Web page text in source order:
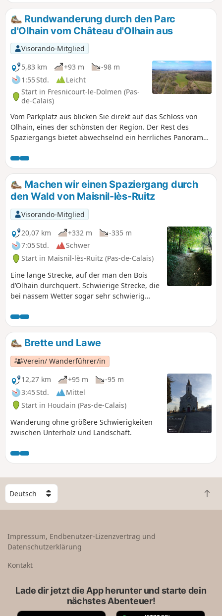
Rundwanderung durch den Parc
d'Olhain vom Château d'Olhain aus
Visorando-Mitglied
5,83 km
+93 m
-98 m
1:55 Std.
Leicht
Start in Fresnicourt-le-Dolmen (Pas-
de-Calais)
Vom Parkplatz aus blicken Sie direkt auf das Schloss von
Olhain, eines der schönsten der Region. Der Rest des
Spaziergangs bietet abwechselnd ein herrliches Panorama
bis Sie die „Esplanade“ des Parc d'Olhain erreichen. Dort
erwartet Sie ein außergewöhnlicher Ausblick. Wenn Sie
Glück haben, können Sie dort Gleitschirmflieger beim Start
beobachten (was zugegebenermaßen recht selten ist), und
warum kommen Sie nicht während der Mongolfiades, um
diese riesigen bunten Ballons vor Ihren Augen abheben zu
sehen?
Machen wir einen Spaziergang durch
den Wald von Maisnil-lès-Ruitz
Visorando-Mitglied
20,07 km
+332 m
-335 m
7:05 Std.
Schwer
Start in Maisnil-lès-Ruitz (Pas-de-Calais)
Eine lange Strecke, auf der man den Bois
d’Olhain durchquert. Schwierige Strecke, die
bei nassem Wetter sogar sehr schwierig
die Beschreibung nicht ganz eindeutig,
daher empfehle ich die Nutzung der App.
Brette und Lawe
Verein/ Wanderführer/in
12,27 km
+95 m
-95 m
3:45 Std.
Mittel
Start in Houdain (Pas-de-Calais)
Wanderung ohne größere Schwierigkeiten
zwischen Unterholz und Landschaft.
W
ä
h
e
n
Z
u
Impressum, Endbenutzer-Lizenzvertrag und
Datenschutzerklärung
Kontakt
Lade dir jetzt die App herunter und starte dein
nächstes Abenteuer!